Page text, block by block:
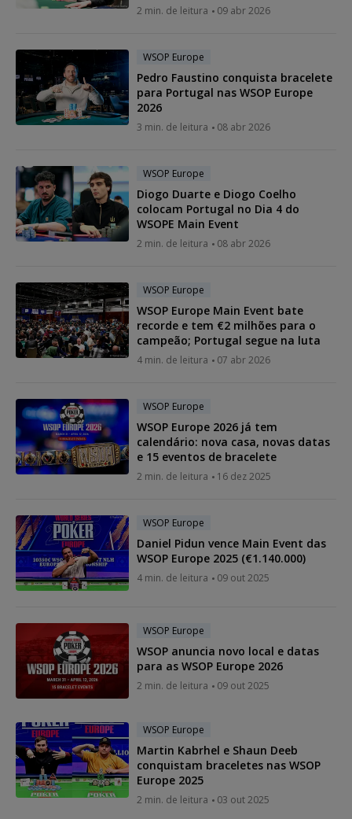
2 min. de leitura 09 abr 2026
WSOP Europe
Pedro Faustino conquista bracelete
para Portugal nas WSOP Europe
2026
3 min. de leitura 08 abr 2026
WSOP Europe
Diogo Duarte e Diogo Coelho
colocam Portugal no Dia 4 do
WSOPE Main Event
2 min. de leitura 08 abr 2026
WSOP Europe
WSOP Europe Main Event bate
recorde e tem €2 milhões para o
campeão; Portugal segue na luta
4 min. de leitura 07 abr 2026
WSOP Europe
WSOP Europe 2026 já tem
calendário: nova casa, novas datas
e 15 eventos de bracelete
2 min. de leitura 16 dez 2025
WSOP Europe
Daniel Pidun vence Main Event das
WSOP Europe 2025 (€1.140.000)
4 min. de leitura 09 out 2025
WSOP Europe
WSOP anuncia novo local e datas
para as WSOP Europe 2026
2 min. de leitura 09 out 2025
WSOP Europe
Martin Kabrhel e Shaun Deeb
conquistam braceletes nas WSOP
Europe 2025
2 min. de leitura 03 out 2025